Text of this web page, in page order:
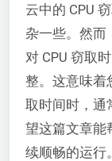
云中的 CPU
杂一些。然而
对 CPU 窃取
整。这意味着
取时间时，通
望这篇文章能
续顺畅的运行。